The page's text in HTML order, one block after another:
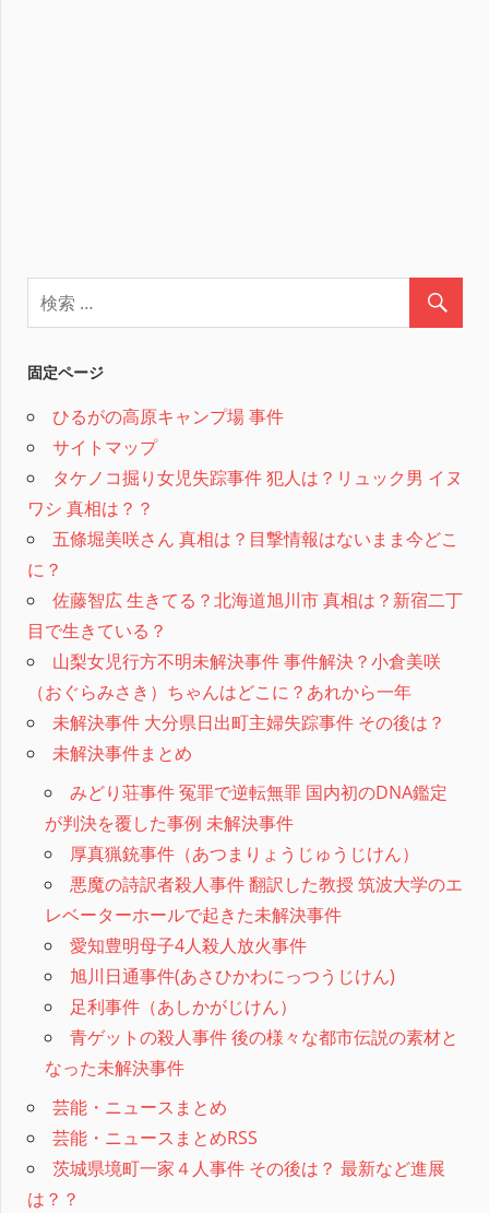
固定ページ
ひるがの高原キャンプ場 事件
サイトマップ
タケノコ掘り女児失踪事件 犯人は？リュック男 イヌ
ワシ 真相は？？
五條堀美咲さん 真相は？目撃情報はないまま今どこ
に？
佐藤智広 生きてる？北海道旭川市 真相は？新宿二丁
目で生きている？
山梨女児行方不明未解決事件 事件解決？小倉美咲
（おぐらみさき）ちゃんはどこに？あれから一年
未解決事件 大分県日出町主婦失踪事件 その後は？
未解決事件まとめ
みどり荘事件 冤罪で逆転無罪 国内初のDNA鑑定
が判決を覆した事例 未解決事件
厚真猟銃事件（あつまりょうじゅうじけん）
悪魔の詩訳者殺人事件 翻訳した教授 筑波大学のエ
レベーターホールで起きた未解決事件
愛知豊明母子4人殺人放火事件
旭川日通事件(あさひかわにっつうじけん)
足利事件（あしかがじけん）
青ゲットの殺人事件 後の様々な都市伝説の素材と
なった未解決事件
芸能・ニュースまとめ
芸能・ニュースまとめRSS
茨城県境町一家４人事件 その後は？ 最新など進展
は？？